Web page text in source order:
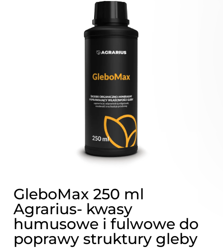
GleboMax 250 ml
Agrarius- kwasy
humusowe i fulwowe do
poprawy struktury gleby